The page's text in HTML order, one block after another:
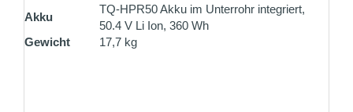
Akku
TQ-HPR50 Akku im Unterrohr integriert,
50.4 V Li Ion, 360 Wh
Gewicht
17,7 kg